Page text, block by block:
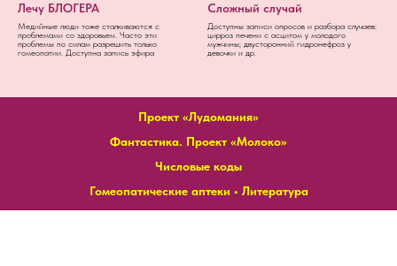
Лечу БЛОГЕРА
Медийные люди тоже сталкиваются с
проблемами со здоровьем. Часто эти
проблемы по силам разрешить только
гомеопатии. Доступна запись эфира
Сложный случай
Доступны записи опросов и разбора случаев:
цирроз печени с асцитом у молодого
мужчины; двусторонний гидронефроз у
девочки и др.
Проект «Лудомания»
Фантастика. Проект «Молоко»
Числовые коды
Гомеопатические аптеки • Литература